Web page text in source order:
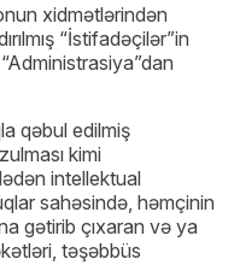
xidmətlərindən
“İstifadəçilər”in
qəbul edilmiş
kimi
intellektual
sahəsində, həmçinin
gətirib çıxaran və ya
təşəbbüs